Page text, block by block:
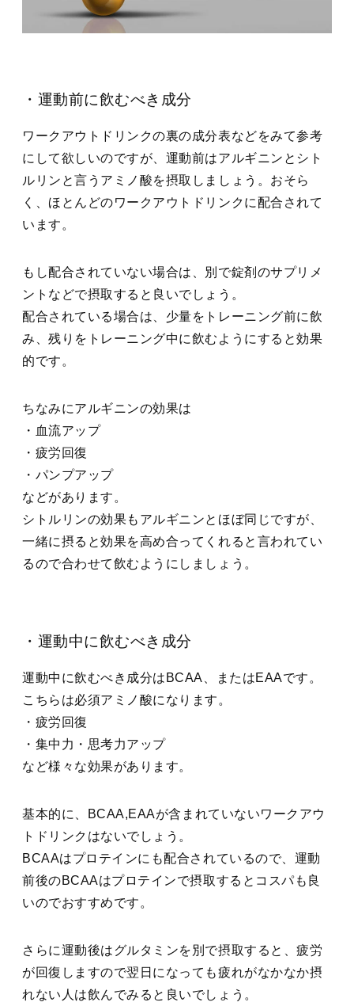
・運動前に飲むべき成分
ワークアウトドリンクの裏の成分表などをみて参考
にして欲しいのですが、運動前はアルギニンとシト
ルリンと言うアミノ酸を摂取しましょう。おそら
く、ほとんどのワークアウトドリンクに配合されて
います。
もし配合されていない場合は、別で錠剤のサプリメ
ントなどで摂取すると良いでしょう。
配合されている場合は、少量をトレーニング前に飲
み、残りをトレーニング中に飲むようにすると効果
的です。
ちなみにアルギニンの効果は
・血流アップ
・疲労回復
・パンプアップ
などがあります。
シトルリンの効果もアルギニンとほぼ同じですが、
一緒に摂ると効果を高め合ってくれると言われてい
るので合わせて飲むようにしましょう。
・運動中に飲むべき成分
運動中に飲むべき成分はBCAA、またはEAAです。
こちらは必須アミノ酸になります。
・疲労回復
・集中力・思考力アップ
など様々な効果があります。
基本的に、BCAA,EAAが含まれていないワークアウ
トドリンクはないでしょう。
BCAAはプロテインにも配合されているので、運動
前後のBCAAはプロテインで摂取するとコスパも良
いのでおすすめです。
さらに運動後はグルタミンを別で摂取すると、疲労
が回復しますので翌日になっても疲れがなかなか摂
れない人は飲んでみると良いでしょう。